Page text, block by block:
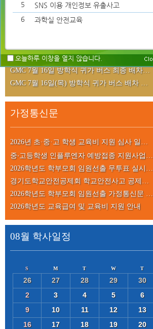
GMC(여름방학) ET수강생 7월 4주차 주말 외출 신청 안내
GMC 7월 16일 방학식 귀가 버스 최종 배차현황표 안내
GMC 7월 16일(목) 방학식 귀가 버스 배차 안내
가정통신문
2026년 초·중·고 학생 교육비 지원 심사 일정 안내
중‧고등학생 인플루엔자 예방접종 지원사업 안내 및 접종률 향상을 위한 수요조사
2026학년도 학부모회 임원선출 무투표 실시 안내(가정통신문)
경기도학교안전공제회 학교안전사고 공제급여 청구 안내
2026학년도 학부모회 임원선출 가정통신문 (입후보 서류 포함)
2026학년도 교육급여 및 교육비 지원 안내
08월 학사일정
26 27 28 29 30
2
3 4 5 6
9
10 11 12 13
16
17 18 19 20
5 SNS 이용 개인정보 유출사고
6 과학실 안전교육
오늘하루 이창을 열지 않습니다.